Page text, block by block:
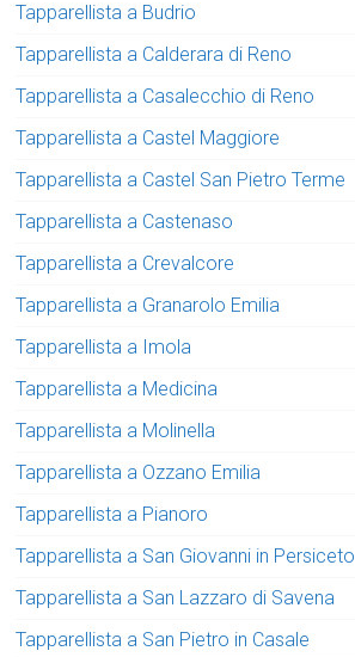
Tapparellista a Budrio
Tapparellista a Calderara di Reno
Tapparellista a Casalecchio di Reno
Tapparellista a Castel Maggiore
Tapparellista a Castel San Pietro Terme
Tapparellista a Castenaso
Tapparellista a Crevalcore
Tapparellista a Granarolo Emilia
Tapparellista a Imola
Tapparellista a Medicina
Tapparellista a Molinella
Tapparellista a Ozzano Emilia
Tapparellista a Pianoro
Tapparellista a San Giovanni in Persiceto
Tapparellista a San Lazzaro di Savena
Tapparellista a San Pietro in Casale